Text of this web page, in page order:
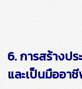
6. การสร้างป
และเป็นมืออา